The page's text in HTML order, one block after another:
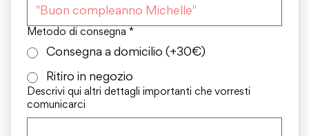
Metodo di consegna *
Consegna a domicilio (+30€)
Ritiro in negozio
Descrivi qui altri dettagli importanti che vorresti
comunicarci